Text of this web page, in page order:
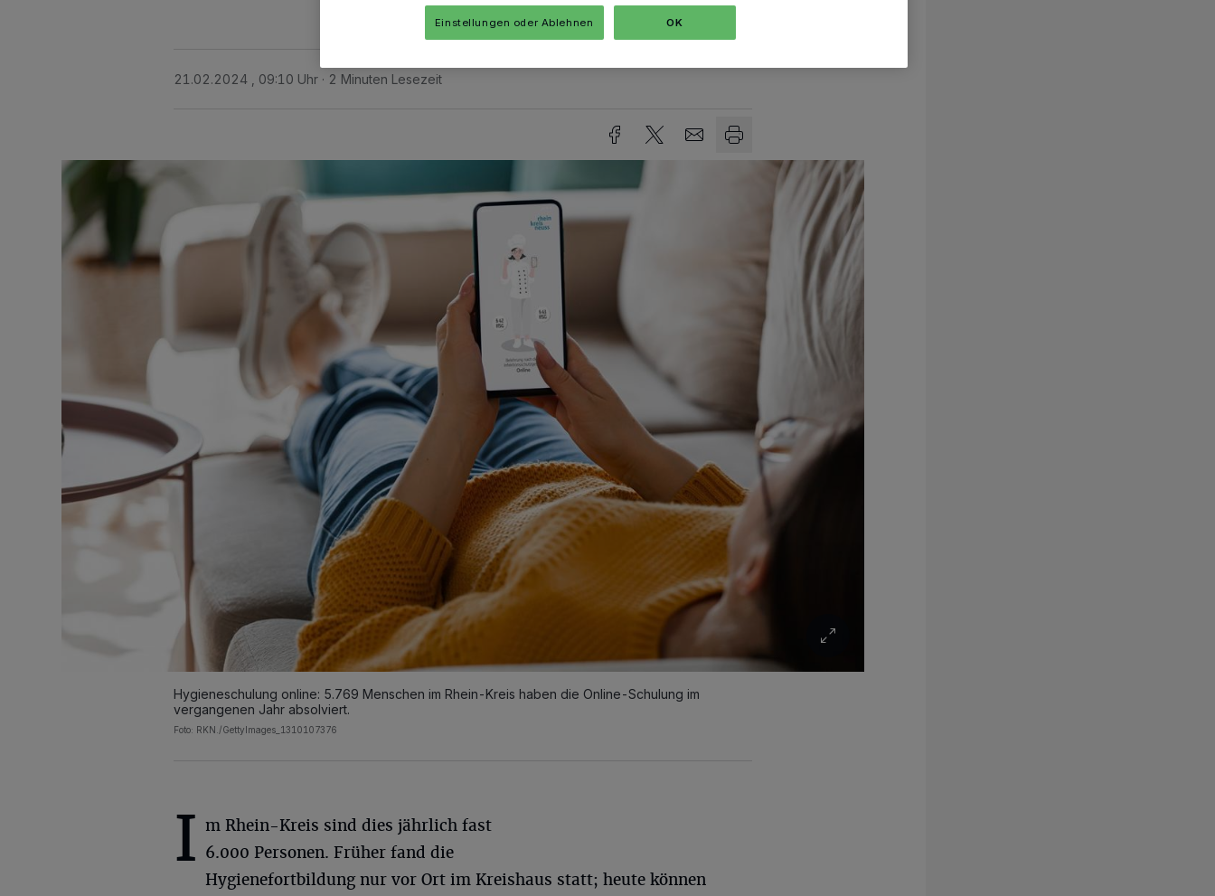
21.02.2024 , 09:10 Uhr 2 Minuten Lesezeit
Hygieneschulung online: 5.769 Menschen im Rhein-Kreis haben die Online-Schulung im
vergangenen Jahr absolviert.
Foto: RKN./GettyImages_1310107376
I m Rhein-Kreis sind dies jährlich fast
6.000 Personen. Früher fand die
Hygienefortbildung nur vor Ort im Kreishaus statt; heute können
Einstellungen oder Ablehnen OK